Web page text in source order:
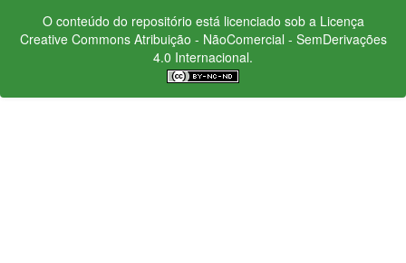
O conteúdo do repositório está licenciado sob a Licença
Creative CommonsAtribuição - NãoComercial - SemDerivações
4.0 Internacional.